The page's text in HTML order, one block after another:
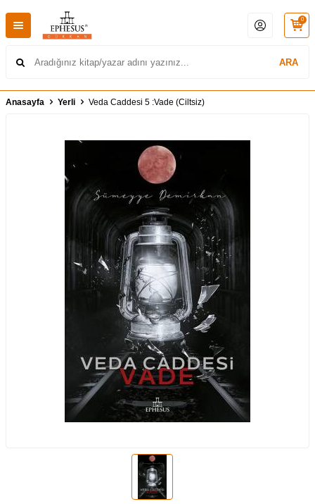
ARA
0
Anasayfa Yerli Veda Caddesi 5 :Vade (Ciltsiz)